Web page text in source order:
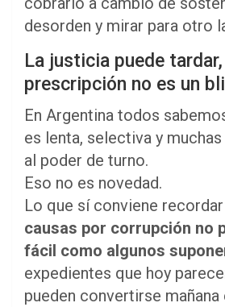
desorden y mirar para otro
La justicia puede
prescripción no es un
En Argentina todos
es lenta, selectiva y
al poder de turno.
Eso no es novedad.
Lo que sí conviene
causas por corrupción no
fácil como algunos
expedientes que hoy
pueden convertirse mañana